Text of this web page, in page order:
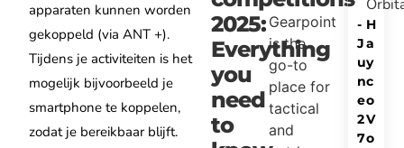
apparaten kunnen worden
gekoppeld (via ANT +).
Tijdens je activiteiten is het
mogelijk bijvoorbeeld je
smartphone te koppelen,
zodat je bereikbaar blijft.
2025:
Everything
you
need
to
Gearpoint
is the
go-to
place for
tactical
and
H
a
y
c
o
V
o
-
J
u
n
e
2
7